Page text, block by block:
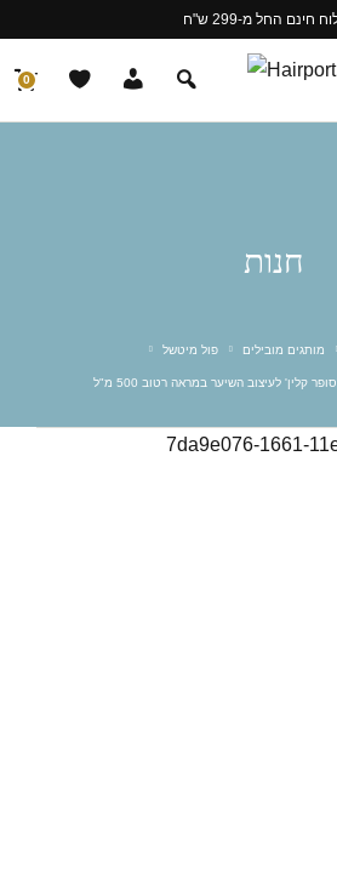
חינם החל מ-299 ש"ח
0
חנות
מותגים מובילים פול מיטשל
קלין' לעיצוב השיער במראה רטוב 500 מ"ל